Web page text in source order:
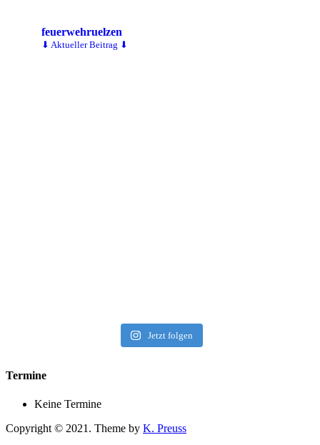
feuerwehruelzen
⬇ Aktueller Beitrag ⬇
Jetzt folgen
Termine
Keine Termine
Copyright © 2021. Theme by K. Preuss